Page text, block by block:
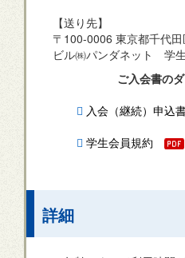
【送り先】
〒100-0006 東京都千代
ビル㈱パンダネット 学
ご入会書の
入会（継続）申込
学生会員規約
詳細